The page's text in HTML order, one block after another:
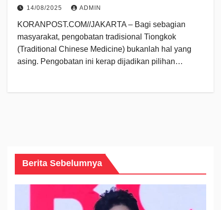
14/08/2025 ADMIN
KORANPOST.COM//JAKARTA – Bagi sebagian
masyarakat, pengobatan tradisional Tiongkok
(Traditional Chinese Medicine) bukanlah hal yang
asing. Pengobatan ini kerap dijadikan pilihan…
Berita Sebelumnya